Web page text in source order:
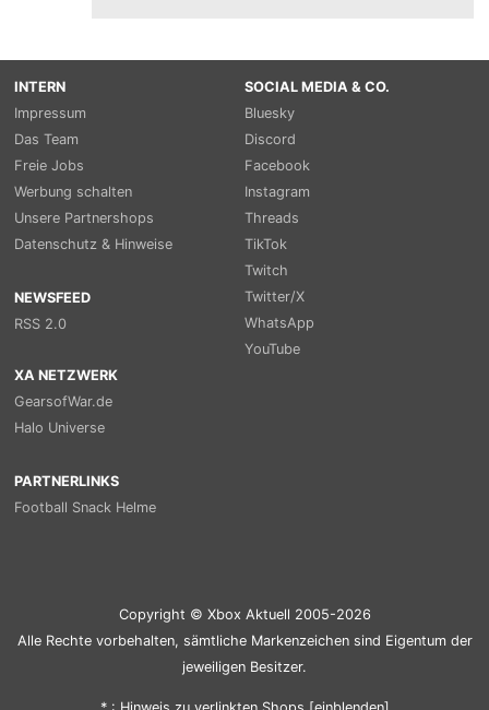
INTERN
Impressum
Das Team
Freie Jobs
Werbung schalten
Unsere Partnershops
Datenschutz & Hinweise
NEWSFEED
RSS 2.0
SOCIAL MEDIA & CO.
Bluesky
Discord
Facebook
Instagram
Threads
TikTok
Twitch
Twitter/X
WhatsApp
YouTube
XA NETZWERK
GearsofWar.de
Halo Universe
PARTNERLINKS
Football Snack Helme
Copyright © Xbox Aktuell 2005-2026
Alle Rechte vorbehalten, sämtliche Markenzeichen sind Eigentum der
jeweiligen Besitzer.